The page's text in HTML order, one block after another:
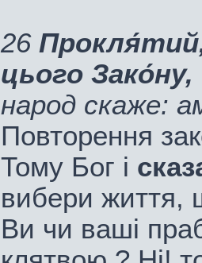
26
цього
народ скаже:
Повторення
Тому Бог і
вибери
Ви чи ваші